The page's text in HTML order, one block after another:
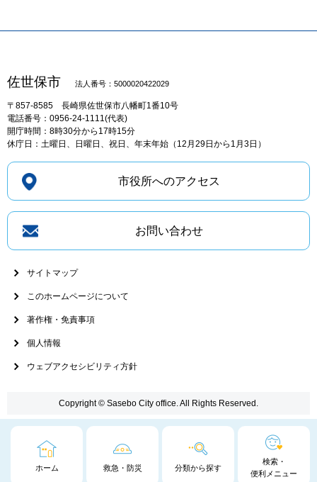
ホーム 救急・防災 分類から探す
検索・
便利メニュー
佐世保市 法人番号：5000020422029
〒857-8585 長崎県佐世保市八幡町1番10号
電話番号：0956-24-1111(代表)
開庁時間：8時30分から17時15分
休庁日：土曜日、日曜日、祝日、年末年始（12月29日から1月3日）
市役所へのアクセス
お問い合わせ
サイトマップ
このホームページについて
著作権・免責事項
個人情報
ウェブアクセシビリティ方針
Copyright © Sasebo City office. All Rights Reserved.